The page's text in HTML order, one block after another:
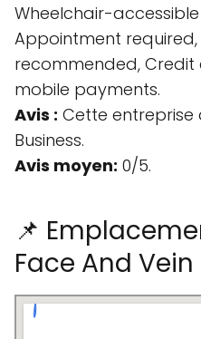
Wheelchair-accessible
Appointment
recommended, Credit
mobile payments.
Avis : Cette entreprise
Business.
Avis moyen: 0/5.
📌
Face And